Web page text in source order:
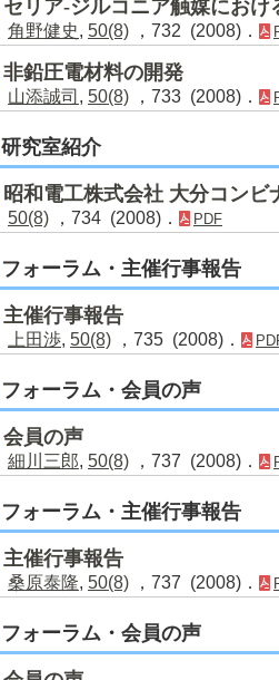
セリア-ジルコニア触媒にお
角野健史, 50(8) ，732 (2008)．
非鉛圧電材料の開発
山添誠司 , 50(8) ，733 (2008)．
研究室紹介
昭和電工株式会社 大分コンビ
50(8) ，734 (2008)． PDF
フォーラム・主催行事報告
主催行事報告
上田渉, 50(8) ，735 (2008)．
フォーラム・会員の声
会員の声
細川三郎, 50(8) ，737 (2008)．
フォーラム・主催行事報告
主催行事報告
桑原泰隆, 50(8) ，737 (2008)．
フォーラム・会員の声